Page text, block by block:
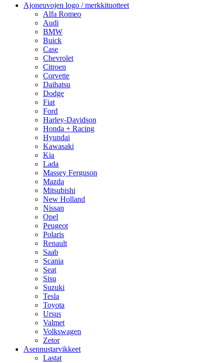
Ajoneuvojen logo / merkkituotteet
Alfa Romeo
Audi
BMW
Buick
Case
Chevrolet
Citroen
Corvette
Daihatsu
Dodge
Fiat
Ford
Harley-Davidson
Honda + Racing
Hyundai
Kawasaki
Kia
Lada
Massey Ferguson
Mazda
Mitsubishi
New Holland
Nissan
Opel
Peugeot
Polaris
Renault
Saab
Scania
Seat
Sisu
Suzuki
Tesla
Toyota
Ursus
Valmet
Volkswagen
Zetor
Asennustarvikkeet
Lastat